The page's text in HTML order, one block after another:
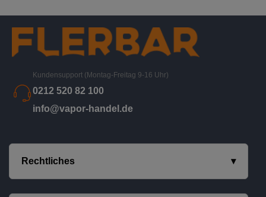
Kundensupport (Montag-Freitag 9-16 Uhr)
0212 520 82 100
info@vapor-handel.de
Rechtliches